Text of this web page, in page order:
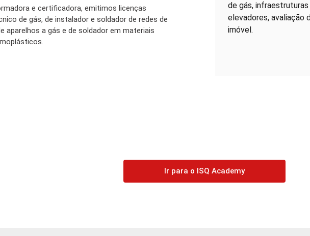
e certificadora, emitimos licenças
de gás, de instalador e soldador de redes de
aparelhos a gás e de soldador em materiais
de gás,
elevadores, avaliação
imóvel.
Ir para o ISQ Academy